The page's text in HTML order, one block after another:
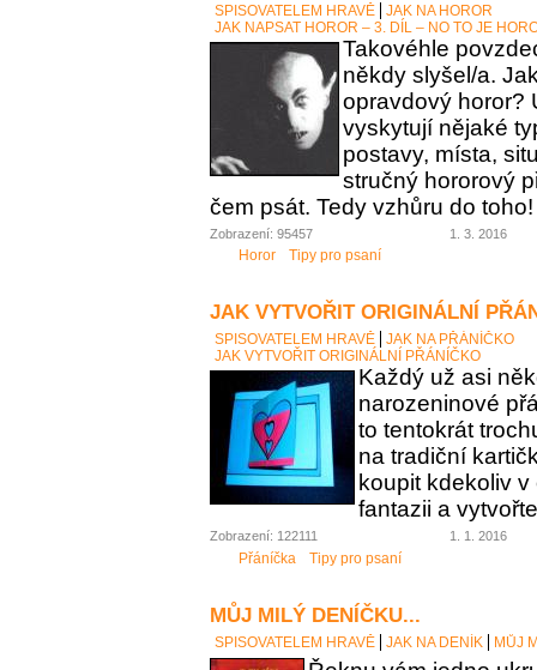
SPISOVATELEM HRAVĚ
JAK NA HOROR
JAK NAPSAT HOROR – 3. DÍL – NO TO JE
Takovéhle
někdy slyšel/a.
opravdový horor?
vyskytují nějaké
postavy, místa,
stručný hororový
čem psát. Tedy vzhůru do toho!
Zobrazení: 95457 1. 3. 2016
Horor Tipy pro psaní
JAK VYTVOŘIT ORIGINÁLNÍ
SPISOVATELEM HRAVĚ
JAK NA PŘÁNÍČKO
JAK VYTVOŘIT ORIGINÁLNÍ PŘÁNÍČKO
Každý už asi
narozeninové
to tentokrát
na tradiční
koupit kdekoliv
fantazii a
Zobrazení: 122111 1. 1. 2016
Přáníčka Tipy pro psaní
MŮJ MILÝ DENÍČKU...
SPISOVATELEM HRAVĚ JAK NA DENÍK MŮJ